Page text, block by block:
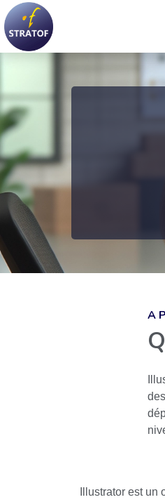
A
Illustrator est